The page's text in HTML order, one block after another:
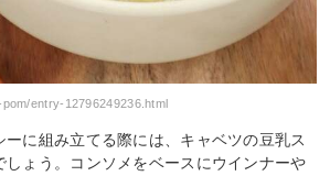
entry-12796249236.html
に組み立てる際には、キャベツの豆乳ス
しょう。コンソメをベースにウインナーや